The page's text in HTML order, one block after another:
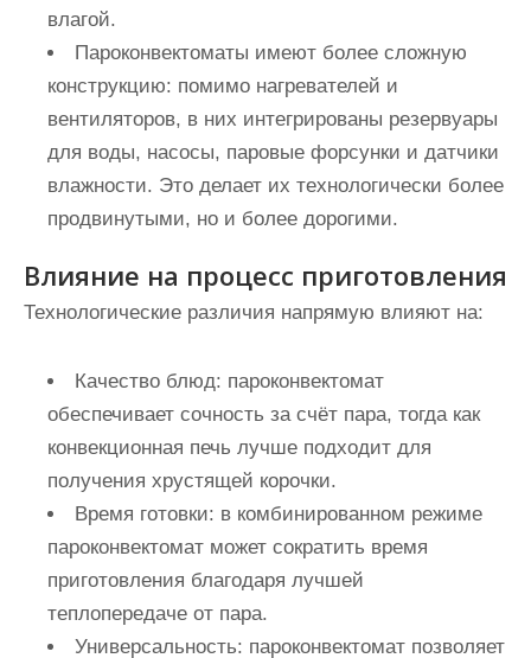
влагой.
Пароконвектоматы имеют более сложную
конструкцию: помимо нагревателей и
вентиляторов, в них интегрированы резервуары
для воды, насосы, паровые форсунки и датчики
влажности. Это делает их технологически более
продвинутыми, но и более дорогими.
Влияние на процесс приготовления
Технологические различия напрямую влияют на:
Качество блюд: пароконвектомат
обеспечивает сочность за счёт пара, тогда как
конвекционная печь лучше подходит для
получения хрустящей корочки.
Время готовки: в комбинированном режиме
пароконвектомат может сократить время
приготовления благодаря лучшей
теплопередаче от пара.
Универсальность: пароконвектомат позволяет